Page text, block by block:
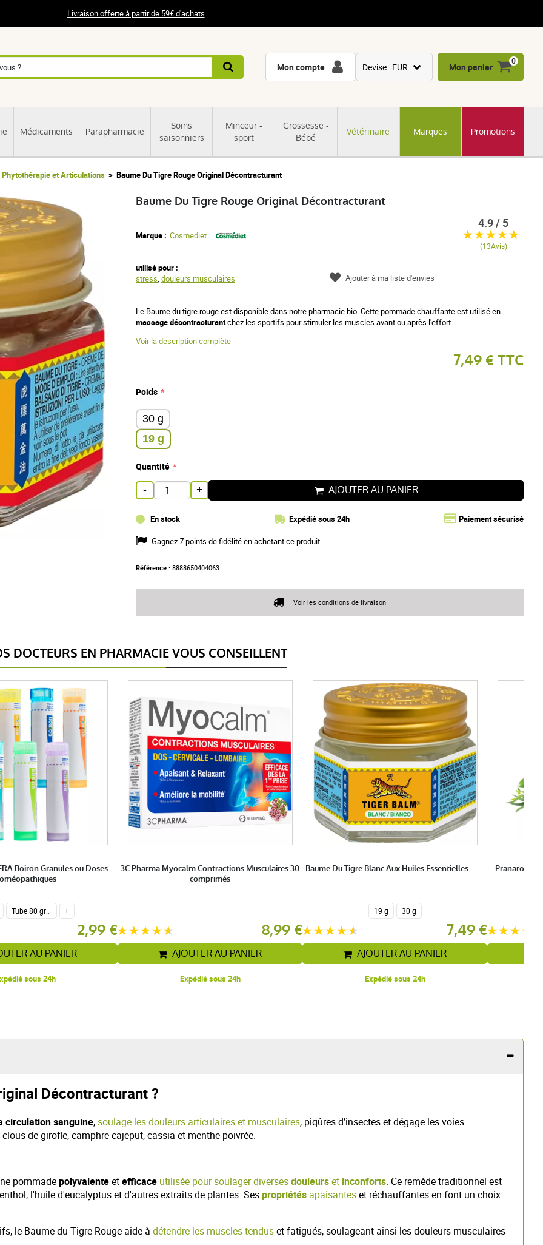
Livraison offerte à partir de 59€ d'achats
Médicaments Parapharmacie
Soins
saisonniers
Minceur -
sport
Grossesse -
Bébé
Vétérinaire Marques Promotions
Mon compte Devise : EUR
CNY
Mon panier
0
Phytothérapie et Articulations Baume Du Tigre Rouge Original Décontracturant
Baume Du Tigre Rouge Original Décontracturant
Marque : Cosmediet
utilisé pour :
stress, douleurs musculaires
Le Baume du tigre rouge est disponible dans notre pharmacie bio. Cette pommade chauffante est utilisé en
massage décontracturantchez les sportifs pour stimuler les muscles avant ou après l'effort.
Voir la description complète
7,49 € TTC
Poids
30 g
19 g
Quantité
- + AJOUTER AU PANIER
En stock Expédié sous 24h Paiement sécurisé
Référence : 8888650404063
Gagnez 7points de fidélité en achetant ce produit
4.9 / 5
(13Avis)
Ajouter à ma liste d'envies
Voir les conditions de livraison
DOCTEURS EN PHARMACIE VOUS CONSEILLENT
Boiron Granules ou Doses
Tube 80 granules homéopathiques 4 g. +
2,99 €
AU PANIER
sous 24h
3C Pharma Myocalm Contractions Musculaires 30
comprimés
8,99 €
AJOUTER AU PANIER
Expédié sous 24h
Baume Du Tigre Blanc Aux Huiles Essentielles
19 g 30 g
7,49 €
AJOUTER AU PANIER
Expédié sous 24h
Pranarom
Décontracturant ?
circulation sanguine,soulage les douleurs articulaires et musculaires, piqûres d’insectes et dégage les voies
de girofle, camphre cajeput, cassia et menthe poivrée.
pommadepolyvalenteetefficace utilisée pour soulager diversesdouleurset inconforts. Ce remède traditionnel est
l'huile d'eucalyptus et d'autres extraits de plantes. Sespropriétés apaisanteset réchauffantes en font un choix
le Baume du Tigre Rouge aide à détendre les muscles tenduset fatigués, soulageant ainsi les douleurs musculaires